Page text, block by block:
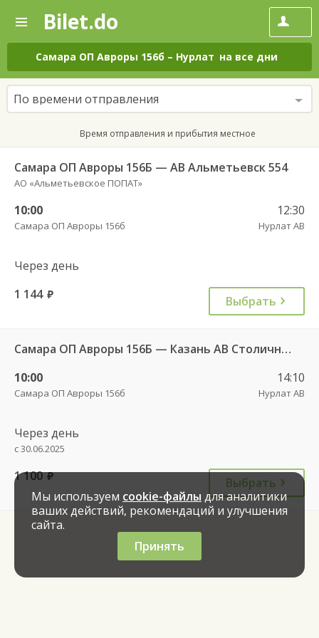
—
Поиск
и
покупка
билетов
на
автобус
онлайн
Bilet.do
Самара ОП Авроры 156б – Нурлат на все дни
По времени отправления
Время отправления и прибытия местное
Самара ОП Авроры 156Б — АВ Альметьевск 554
АО «Альметьевское ПОПАТ»
10:00
Самара ОП Авроры 156б
12:30
Нурлат АВ
Через день
1 144 руб. Выбрать
Самара ОП Авроры 156Б — Казань АВ Столичный 5317
10:00
Самара ОП Авроры 156б
14:10
Нурлат АВ
Через день
с 30.06.2025
1 100 руб.
Выбрать
Мы используем cookie-файлы для аналитики
ваших действий, рекомендаций и улучшения
сайта.
Принять